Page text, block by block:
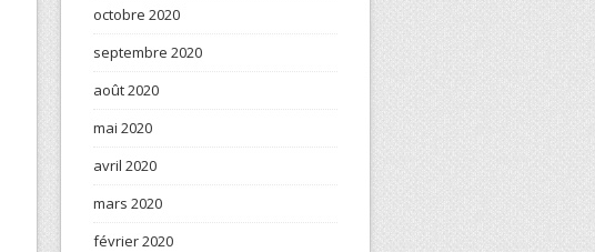
octobre 2020
septembre 2020
août 2020
mai 2020
avril 2020
mars 2020
février 2020